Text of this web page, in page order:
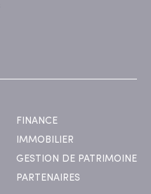
FINANCE
IMMOBILIER
GESTION DE PATRIMOINE
PARTENAIRES